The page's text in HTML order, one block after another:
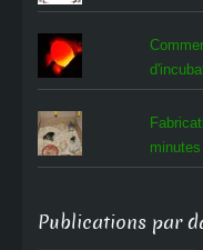
Publications par